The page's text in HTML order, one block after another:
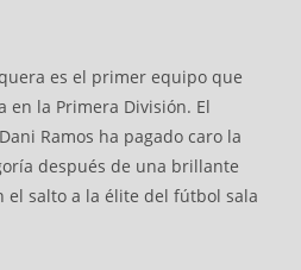
es el primer equipo que
en la Primera División. El
Ramos ha pagado caro la
después de una brillante
el salto a la élite del fútbol sala